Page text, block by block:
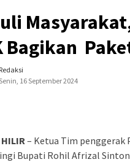
Bagikan
Redaksi
Senin, 16 September 2024
– Ketua Tim penggerak
Bupati Rohil Afrizal